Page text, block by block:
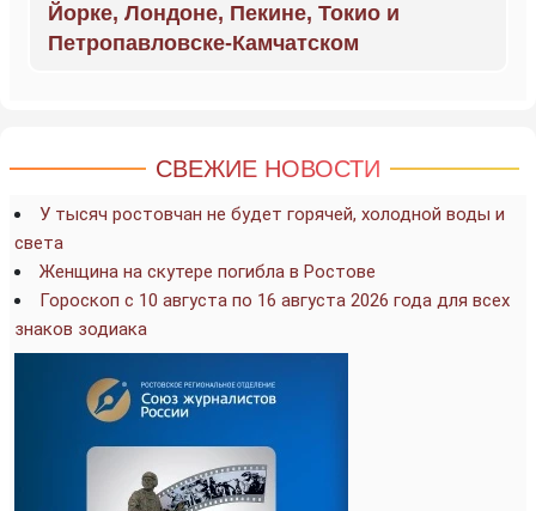
Йорке, Лондоне, Пекине, Токио и
Петропавловске-Камчатском
СВЕЖИЕ НОВОСТИ
У тысяч ростовчан не будет горячей, холодной воды и
света
Женщина на скутере погибла в Ростове
Гороскоп с 10 августа по 16 августа 2026 года для всех
знаков зодиака